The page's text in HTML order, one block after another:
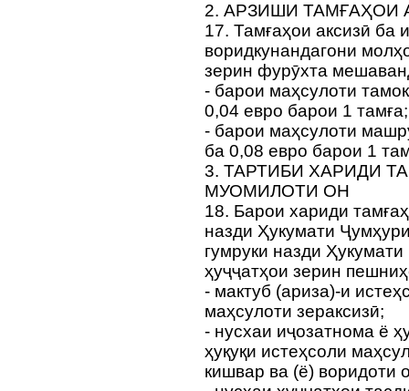
2. АРЗИШИ ТАМҒАҲОИ
17. Тамғаҳои аксизӣ ба
воридкунандагони
зерин фурӯхта
- барои маҳсулоти
0,04 евро барои 1 тамға;
- барои маҳсулоти
ба 0,08 евро барои 1
3. ТАРТИБИ ХАРИДИ
МУОМИЛОТИ ОН
18. Барои хариди
назди Ҳукумати
гумруки назди
ҳуҷҷатҳои зерин
- мактуб (ариза)-и
маҳсулоти зераксизӣ;
- нусхаи иҷозатнома ё
ҳуқуқи истеҳсоли
кишвар ва (ё) воридоти